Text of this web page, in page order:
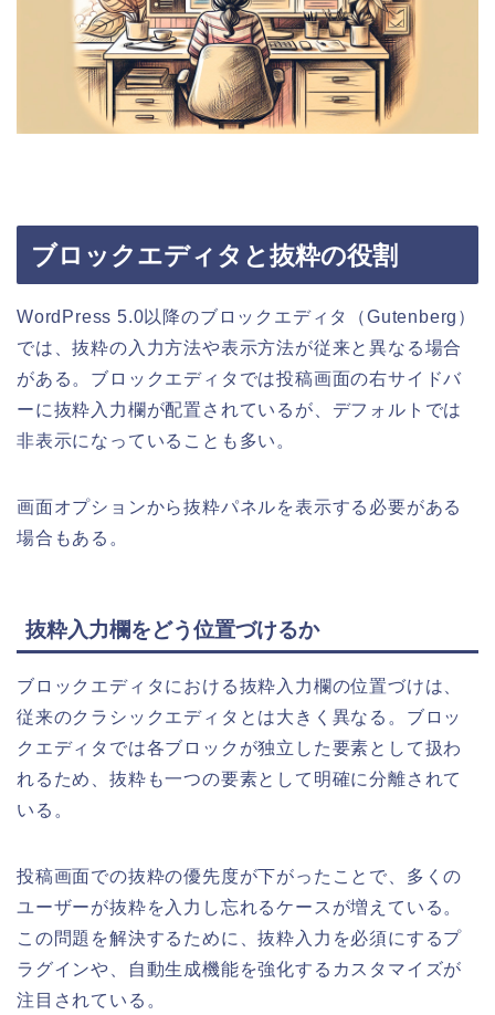
ブロックエディタと抜粋の役割
WordPress 5.0以降のブロックエディタ（Gutenberg）
では、抜粋の入力方法や表示方法が従来と異なる場合
がある。ブロックエディタでは投稿画面の右サイドバ
ーに抜粋入力欄が配置されているが、デフォルトでは
非表示になっていることも多い。
画面オプションから抜粋パネルを表示する必要がある
場合もある。
抜粋入力欄をどう位置づけるか
ブロックエディタにおける抜粋入力欄の位置づけは、
従来のクラシックエディタとは大きく異なる。ブロッ
クエディタでは各ブロックが独立した要素として扱わ
れるため、抜粋も一つの要素として明確に分離されて
いる。
投稿画面での抜粋の優先度が下がったことで、多くの
ユーザーが抜粋を入力し忘れるケースが増えている。
この問題を解決するために、抜粋入力を必須にするプ
ラグインや、自動生成機能を強化するカスタマイズが
注目されている。